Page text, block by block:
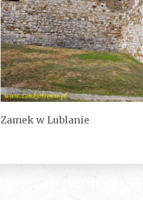
Zamek w Lublanie